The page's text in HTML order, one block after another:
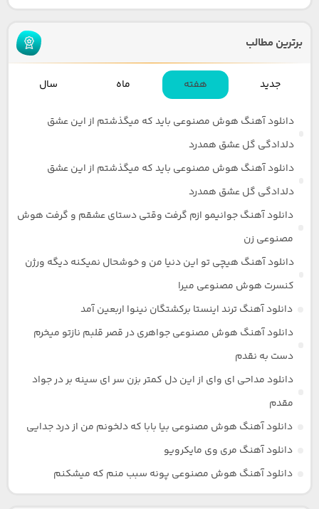
برترین مطالب
جدید هفته ماه سال
دانلود آهنگ هوش مصنوعی باید که میگذشتم از این عشق
دلدادگی گل عشق همدرد
دانلود آهنگ هوش مصنوعی باید که میگذشتم از این عشق
دلدادگی گل عشق همدرد
دانلود آهنگ جوانیمو ازم گرفت وقتی دستای عشقم و گرفت هوش
مصنوعی زن
دانلود آهنگ هیچی تو این دنیا من و خوشحال نمیکنه دیگه ورژن
کنسرت هوش مصنوعی میرا
دانلود آهنگ ترند اینستا برکشتگان نینوا اربعین آمد
دانلود آهنگ هوش مصنوعی جواهری در قصر قلبم نازتو میخرم
دست به نقدم
دانلود مداحی ای وای از این دل کمتر بزن سر ای سینه بر در جواد
مقدم
دانلود آهنگ هوش مصنوعی بیا بابا که دلخونم من از درد جدایی
دانلود آهنگ مری وی مایکرویو
دانلود آهنگ هوش مصنوعی پونه سبب منم که میشکنم